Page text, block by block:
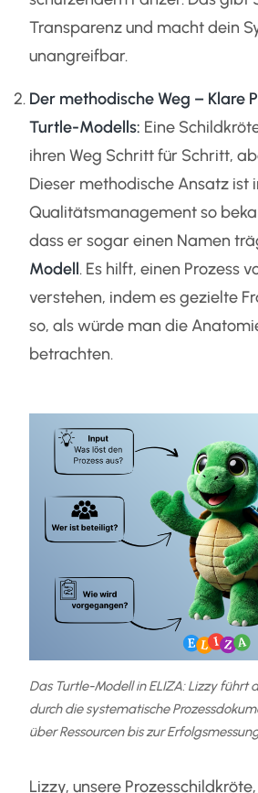
Transparenz und macht dein
unangreifbar.
Der methodische Weg – Klare
Turtle-Modells: Eine
ihren Weg Schritt für Schritt,
Dieser methodische Ansatz ist
Qualitätsmanagement so
dass er sogar einen Namen
Modell. Es hilft, einen Prozess
verstehen, indem es gezielte
so, als würde man die
betrachten.
Das Turtle-Modell in ELIZA: Lizzy führt
durch die systematische
über Ressourcen bis zur
Lizzy, unsere